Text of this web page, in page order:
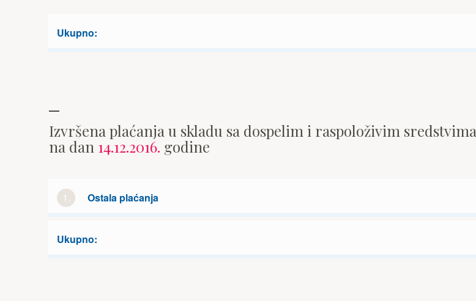
Ukupno:
Izvršena plaćanja u skladu sa dospelim i raspoloživim sredstvima
na dan 14.12.2016. godine
1. Ostala plaćanja
Ukupno: